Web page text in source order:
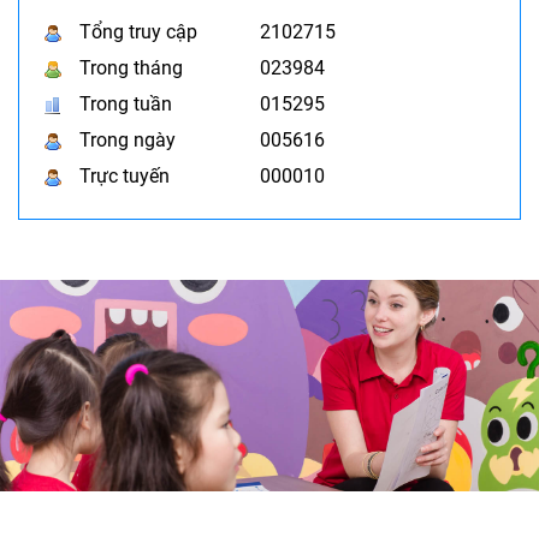
Tổng truy cập
2102715
Trong tháng
023984
Trong tuần
015295
Trong ngày
005616
Trực tuyến
000010